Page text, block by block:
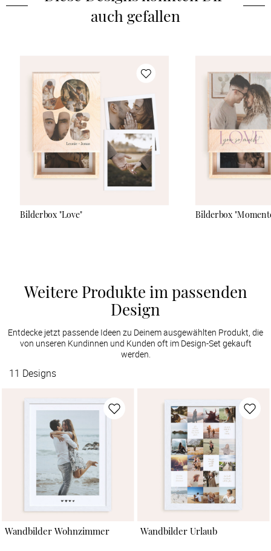
lebendigen Blickfang. Schüttle den Rahmen und sieh, wie die
Herzpailletten sanft über Dein Foto tanzen, ein kleines Stück
Foto lässt sich spielend leicht austauschen und kann in Hoch-
oder Querformat eingesetzt werden, so bringst du jeden
Schnappschuss perfekt zur Geltung. Ob große Liebe,
Freundschaft oder besondere Momente mit der Familie, der
Schüttelrahmen setzt Deine Erinnerungen stilvoll in Szene und
verleiht ihnen Tiefe, Bewegung und Glanz.
auch gefallen
Bilderbox "Love" Bilderbox
Weitere Produkte im passenden
Design
Entdecke jetzt passende Ideen zu Deinem ausgewählten Produkt, die
von unseren Kundinnen und Kunden oft im Design-Set gekauft
werden.
11 Designs
Wandbilder Wohnzimmer Wandbilder Urlaub